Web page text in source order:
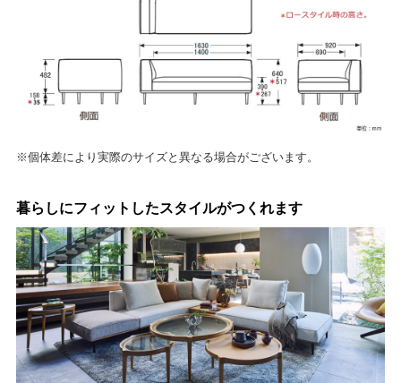
※個体差により実際のサイズと異なる場合がございます。
暮らしにフィットしたスタイルがつくれます